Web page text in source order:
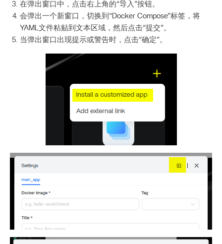
在弹出窗口中，点击右上角的“导入”按钮。
会弹出一个新窗口，切换到“Docker Compose”标签，将
YAML文件粘贴到文本区域，然后点击“提交”。
当弹出窗口出现提示或警告时，点击“确定”。